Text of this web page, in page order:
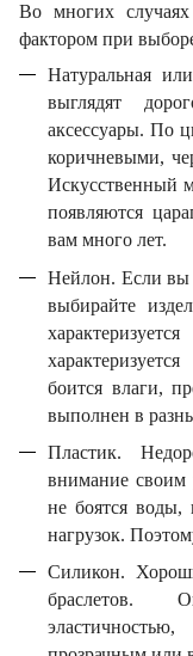
Во многих
фактором при
Натуральная
выглядят
аксессуары. По
коричневыми,
Искусственный
появляются
вам много лет.
Нейлон. Если вы
выбирайте
боится влаги,
выполнен в
Пластик.
внимание своим
не боятся воды,
нагрузок.
Силикон.
браслетов.